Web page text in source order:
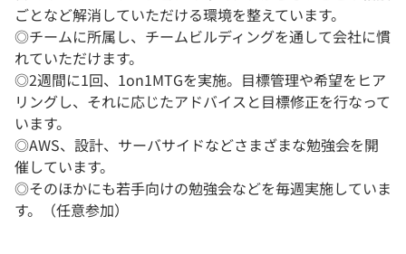
ごとなど解消していただける環境を整えています。
◎チームに所属し、チームビルディングを通して会社に慣
れていただけます。
◎2週間に1回、1on1MTGを実施。目標管理や希望をヒア
リングし、それに応じたアドバイスと目標修正を行なって
います。
◎AWS、設計、サーバサイドなどさまざまな勉強会を開
催しています。
◎そのほかにも若手向けの勉強会などを毎週実施していま
す。（任意参加）